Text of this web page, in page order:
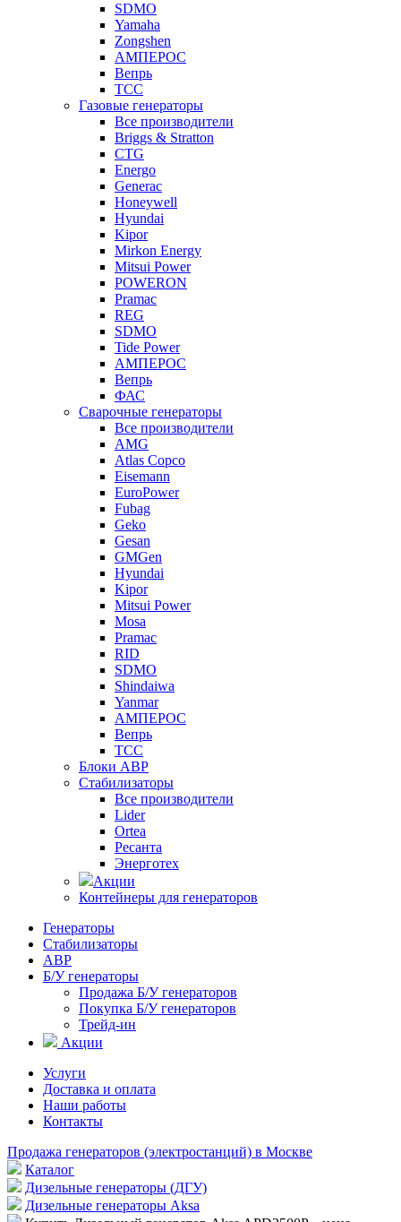
SDMO
Yamaha
Zongshen
АМПЕРОС
Вепрь
ТСС
Газовые генераторы
Все производители
Briggs & Stratton
CTG
Energo
Generac
Honeywell
Hyundai
Kipor
Mirkon Energy
Mitsui Power
POWERON
Pramac
REG
SDMO
Tide Power
АМПЕРОС
Вепрь
ФАС
Сварочные генераторы
Все производители
AMG
Atlas Copco
Eisemann
EuroPower
Fubag
Geko
Gesan
GMGen
Hyundai
Kipor
Mitsui Power
Mosa
Pramac
RID
SDMO
Shindaiwa
Yanmar
АМПЕРОС
Вепрь
ТСС
Блоки АВР
Стабилизаторы
Все производители
Lider
Ortea
Ресанта
Энерготех
Акции
Контейнеры для генераторов
Генераторы
Стабилизаторы
АВР
Б/У генераторы
Продажа Б/У генераторов
Покупка Б/У генераторов
Трейд-ин
Акции
Услуги
Доставка и оплата
Наши работы
Контакты
Продажа генераторов (электростанций) в Москве
Каталог
Дизельные генераторы (ДГУ)
Дизельные генераторы Aksa